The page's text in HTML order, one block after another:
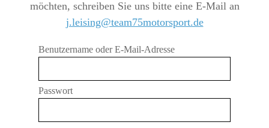
möchten, schreiben Sie uns bitte eine E-Mail an
j.leising@team75motorsport.de
Benutzername oder E-Mail-Adresse
Passwort